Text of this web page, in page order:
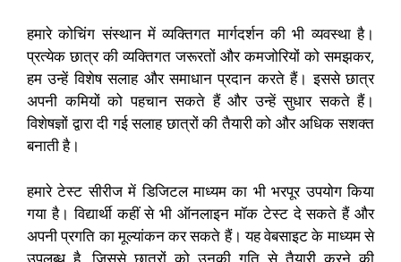
हमारे कोचिंग संस्थान में व्यक्तिगत मार्गदर्शन की भी व्यवस्था है।
प्रत्येक छात्र की व्यक्तिगत जरूरतों और कमजोरियों को समझकर,
हम उन्हें विशेष सलाह और समाधान प्रदान करते हैं। इससे छात्र
अपनी कमियों को पहचान सकते हैं और उन्हें सुधार सकते हैं।
विशेषज्ञों द्वारा दी गई सलाह छात्रों की तैयारी को और अधिक सशक्त
बनाती है।
हमारे टेस्ट सीरीज में डिजिटल माध्यम का भी भरपूर उपयोग किया
गया है। विद्यार्थी कहीं से भी ऑनलाइन मॉक टेस्ट दे सकते हैं और
अपनी प्रगति का मूल्यांकन कर सकते हैं। यह वेबसाइट के माध्यम से
उपलब्ध है, जिससे छात्रों को उनकी गति से तैयारी करने की